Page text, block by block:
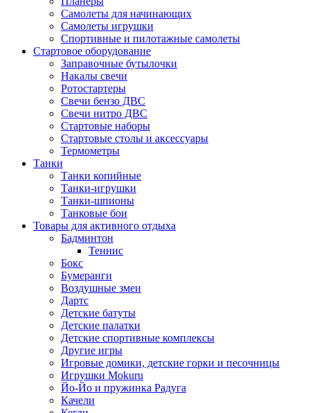
Самолеты для начинающих
Самолеты игрушки
Спортивные и пилотажные самолеты
Стартовое оборудование
Заправочные бутылочки
Накалы свечи
Ротостартеры
Свечи бензо ДВС
Свечи нитро ДВС
Стартовые наборы
Стартовые столы и аксессуары
Термометры
Танки
Танки копийные
Танки-игрушки
Танки-шпионы
Танковые бои
Товары для активного отдыха
Бадминтон
Теннис
Бокс
Бумеранги
Воздушные змеи
Дартс
Детские батуты
Детские палатки
Детские спортивные комплексы
Другие игры
Игровые домики, детские горки и песочницы
Игрушки Mokuru
Йо-Йо и пружинка Радуга
Качели